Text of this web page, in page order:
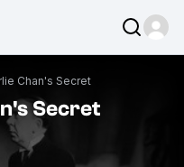
Chan's Secret
Secret